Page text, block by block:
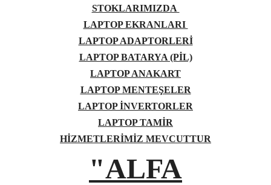
STOKLARIMIZDA
LAPTOP EKRANLARI
LAPTOP ADAPTORLERİ
LAPTOP BATARYA (PİL)
LAPTOP ANAKART
LAPTOP MENTEŞELER
LAPTOP İNVERTORLER
LAPTOP TAMİR
HİZMETLERİMİZ MEVCUTTUR
"ALFA